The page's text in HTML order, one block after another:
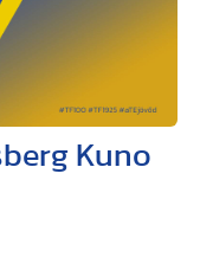
Kuno